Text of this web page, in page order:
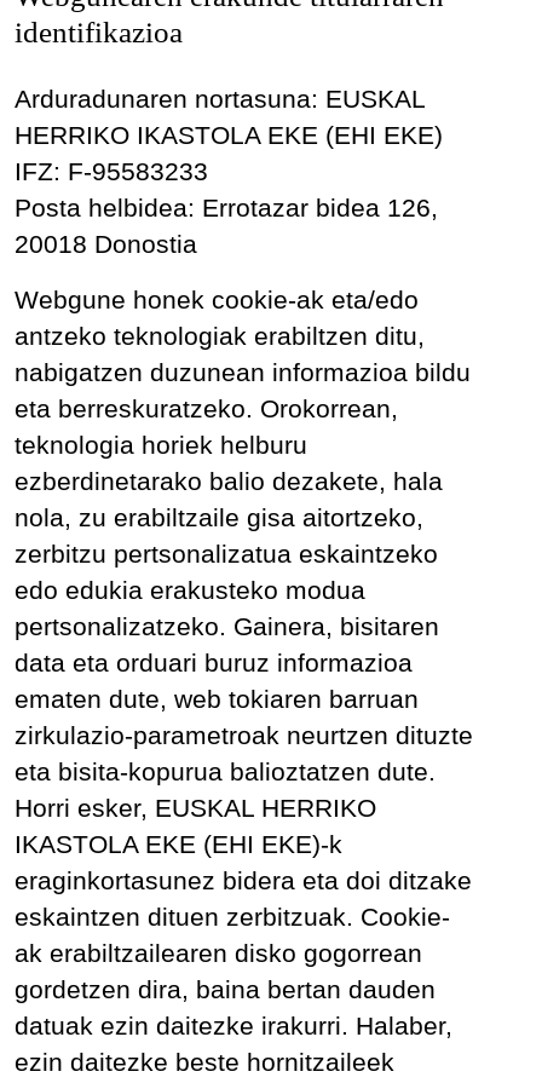
identifikazioa
Arduradunaren nortasuna: EUSKAL
HERRIKO IKASTOLA EKE (EHI EKE)
IFZ: F-95583233
Posta helbidea: Errotazar bidea 126,
20018 Donostia
Webgune honek cookie-ak eta/edo
antzeko teknologiak erabiltzen ditu,
nabigatzen duzunean informazioa bildu
eta berreskuratzeko. Orokorrean,
teknologia horiek helburu
ezberdinetarako balio dezakete, hala
nola, zu erabiltzaile gisa aitortzeko,
zerbitzu pertsonalizatua eskaintzeko
edo edukia erakusteko modua
pertsonalizatzeko. Gainera, bisitaren
data eta orduari buruz informazioa
ematen dute, web tokiaren barruan
zirkulazio-parametroak neurtzen dituzte
eta bisita-kopurua balioztatzen dute.
Horri esker, EUSKAL HERRIKO
IKASTOLA EKE (EHI EKE)-k
eraginkortasunez bidera eta doi ditzake
eskaintzen dituen zerbitzuak. Cookie-
ak erabiltzailearen disko gogorrean
gordetzen dira, baina bertan dauden
datuak ezin daitezke irakurri. Halaber,
ezin daitezke beste hornitzaileek